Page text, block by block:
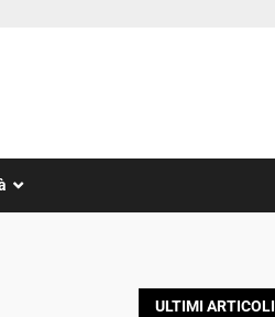
ULTIMI ARTICOLI